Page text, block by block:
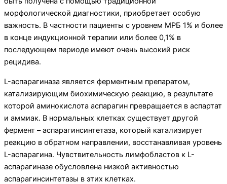
морфологической диагностики, приобретает особую
важность. В частности пациенты с уровнем МРБ 1% и более
в конце индукционной терапии или более 0,1% в
последующем периоде имеют очень высокий риск
рецидива.
L-аспарагиназа является ферментным препаратом,
катализирующим биохимическую реакцию, в результате
которой аминокислота аспарагин превращается в аспартат
и аммиак. В нормальных клетках существует другой
фермент – аспарагинсинтетаза, который катализирует
реакцию в обратном направлении, восстанавливая уровень
L-аспарагина. Чувствительность лимфобластов к L-
аспарагиназе обусловлена низкой активностью
аспарагинсинтетазы в этих клетках.